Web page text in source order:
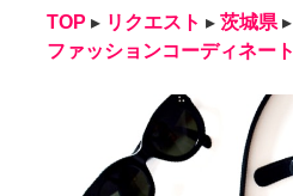
TOP ▸ リクエスト ▸ 茨城県 ▸
ファッションコーディネート